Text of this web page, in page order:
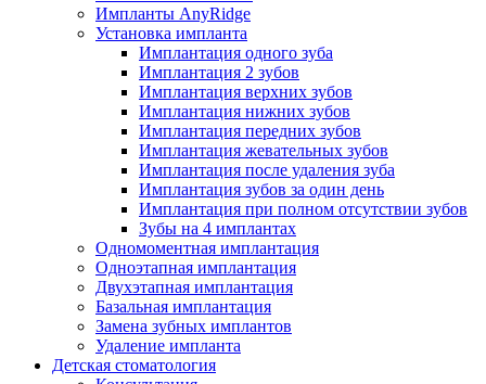
Импланты AnyRidge
Установка импланта
Имплантация одного зуба
Имплантация 2 зубов
Имплантация верхних зубов
Имплантация нижних зубов
Имплантация передних зубов
Имплантация жевательных зубов
Имплантация после удаления зуба
Имплантация зубов за один день
Имплантация при полном отсутствии зубов
Зубы на 4 имплантах
Одномоментная имплантация
Одноэтапная имплантация
Двухэтапная имплантация
Базальная имплантация
Замена зубных имплантов
Удаление импланта
Детская стоматология